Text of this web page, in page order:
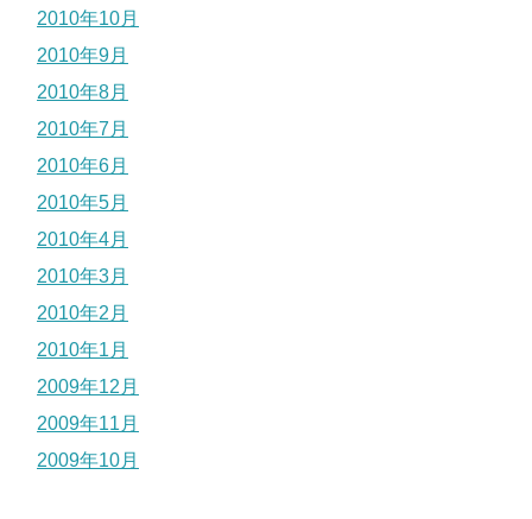
2010年10月
2010年9月
2010年8月
2010年7月
2010年6月
2010年5月
2010年4月
2010年3月
2010年2月
2010年1月
2009年12月
2009年11月
2009年10月